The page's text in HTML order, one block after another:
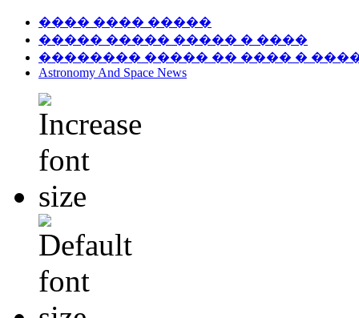
���� ���� �����
����� ����� ����� � ����
�������� ����� �� ���� �
Astronomy And Space News